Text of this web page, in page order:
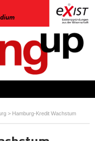
> Hamburg-Kredit Wachstum